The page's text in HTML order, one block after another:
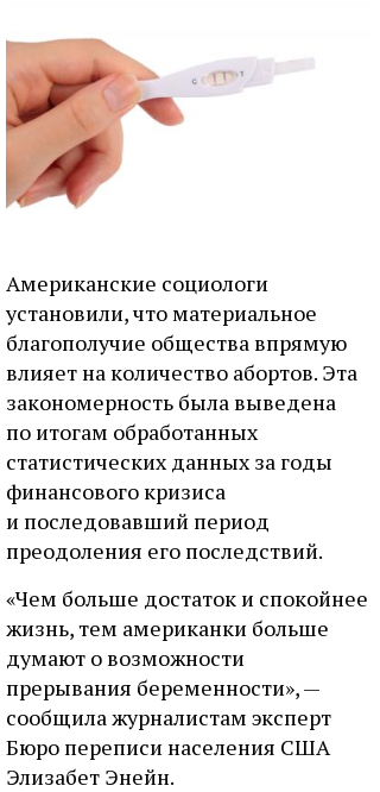
Американские социологи
установили, что материальное
благополучие общества впрямую
влияет на количество абортов. Эта
закономерность была выведена
по итогам обработанных
статистических данных за годы
финансового кризиса
и последовавший период
преодоления его последствий.
«Чем больше достаток и спокойнее
жизнь, тем американки больше
думают о возможности
прерывания беременности», —
сообщила журналистам эксперт
Бюро переписи населения США
Элизабет Энейн.